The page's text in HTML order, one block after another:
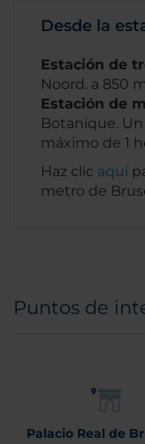
Desde la
Estación de
Noord. a 850
Estación de
Botanique.
máximo de 1
Haz clic aquí
metro de
Puntos de
Palacio Real de